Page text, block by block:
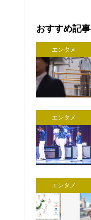
おすすめ記事
エンタメ
エンタメ
エンタメ